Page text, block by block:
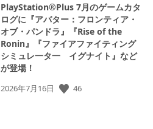
PlayStation®Plus 7月のゲームカタ
ログに『アバター：フロンティア・
オブ・パンドラ』『Rise of the
Ronin』『ファイアファイティング
シミュレ一タ一 イグナイト』など
が登場！
公
2026年7月16日 46